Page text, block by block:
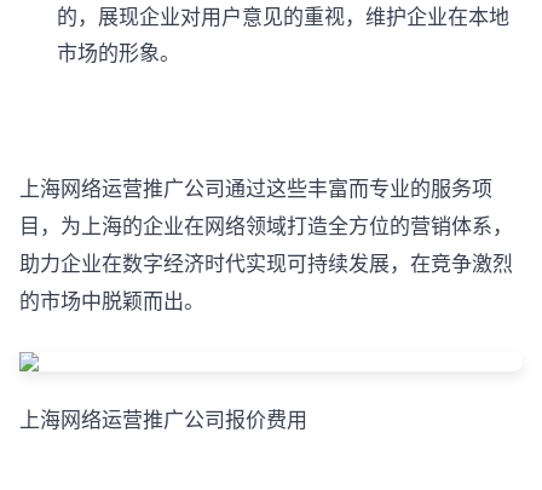
的，展现企业对用户意见的重视，维护企业在本地
市场的形象。
上海网络运营推广公司通过这些丰富而专业的服务项
目，为上海的企业在网络领域打造全方位的营销体系，
助力企业在数字经济时代实现可持续发展，在竞争激烈
的市场中脱颖而出。
上海网络运营推广公司报价费用